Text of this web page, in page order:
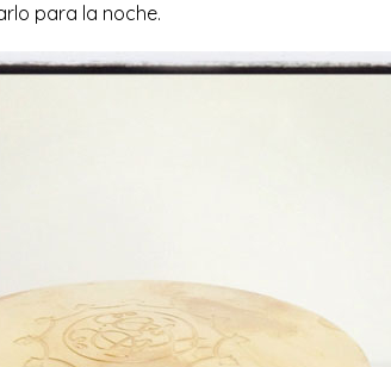
para la noche.